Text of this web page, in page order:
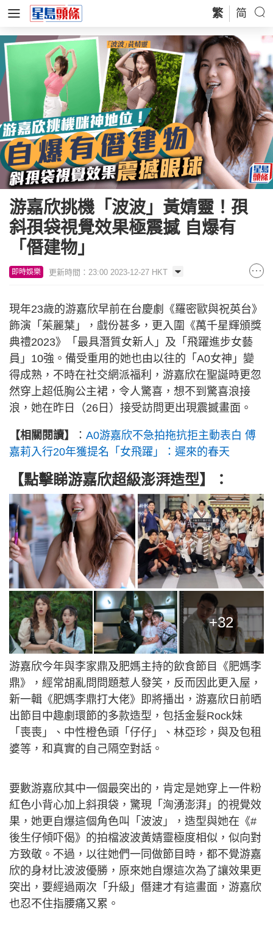
繁 简
游嘉欣挑機「波波」黃婧靈！孭
斜孭袋視覺效果極震撼 自爆有
「僭建物」
即時娛樂 更新時間：23:00 2023-12-27 HKT
現年23歲的游嘉欣早前在台慶劇《羅密歐與祝英台》
飾演「茱麗葉」，戲份甚多，更入圍《萬千星輝頒獎
典禮2023》「最具潛質女新人」及「飛躍進步女藝
員」10強。備受重用的她也由以往的「A0女神」變
得成熟，不時在社交網派福利，游嘉欣在聖誕時更忽
然穿上超低胸公主裙，令人驚喜，想不到驚喜浪接
浪，她在昨日（26日）接受訪問更出現震撼畫面。
【相關閱讀】 ： A0游嘉欣不急拍拖抗拒主動表白 傅
嘉莉入行20年獲提名「女飛躍」：遲來的春天
【點擊睇游嘉欣超級澎湃造型】：
+32
游嘉欣今年與李家鼎及肥媽主持的飲食節目《肥媽李
鼎》，經常胡亂問問題惹人發笑，反而因此更入屋，
新一輯《肥媽李鼎打大佬》即將播出，游嘉欣日前晒
出節目中趣劇環節的多款造型，包括金髮Rock妹
「喪喪」、中性橙色頭「仔仔」、林亞珍，與及包租
婆等，和真實的自己隔空對話。
要數游嘉欣其中一個最突出的，肯定是她穿上一件粉
紅色小背心加上斜孭袋，驚現「洶湧澎湃」的視覺效
果，她更自爆這個角色叫「波波」，造型與她在《#
後生仔傾吓偈》的拍檔波波黃婧靈極度相似，似向對
方致敬。不過，以往她們一同做節目時，都不覺游嘉
欣的身材比波波優勝，原來她自爆這次為了讓效果更
突出，要經過兩次「升級」僭建才有這畫面，游嘉欣
也忍不住指腰痛又累。